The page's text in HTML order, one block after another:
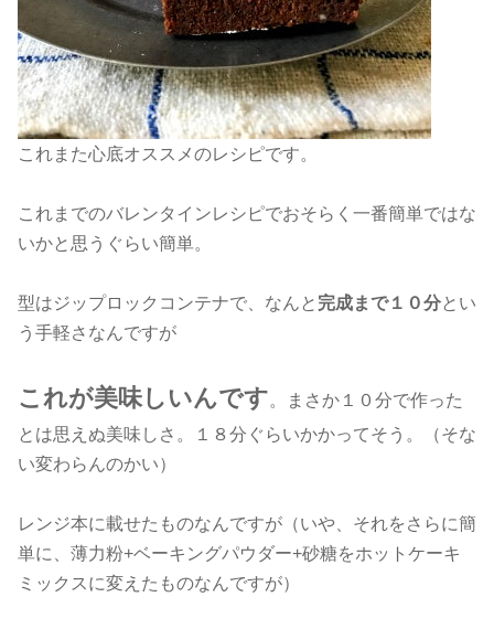
これまた心底オススメのレシピです。
これまでのバレンタインレシピでおそらく一番簡単ではな
いかと思うぐらい簡単。
型はジップロックコンテナで、なんと 完成まで１０分とい
う手軽さなんですが
これが美味しいんです。まさか１０分で作った
とは思えぬ美味しさ。１８分ぐらいかかってそう。（そな
い変わらんのかい）
レンジ本に載せたものなんですが（いや、それをさらに簡
単に、薄力粉+ベーキングパウダー+砂糖をホットケーキ
ミックスに変えたものなんですが）